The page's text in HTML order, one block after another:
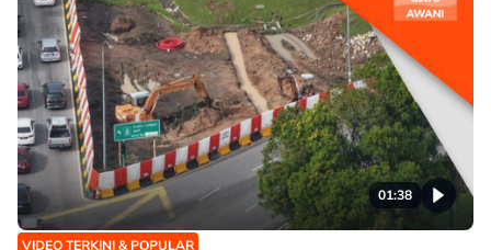
01:38
VIDEO TERKINI & POPULAR